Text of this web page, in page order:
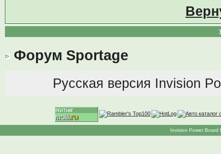
Форум Sportage
Русская версия Invision
Invision Power